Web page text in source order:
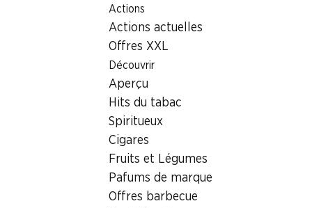
Actions
Actions actuelles
Offres XXL
Découvrir
Aperçu
Hits du tabac
Spiritueux
Cigares
Fruits et Légumes
Pafums de marque
Offres barbecue
Localisateur de succursales
Succursale Denner Louis Giroud-Strasse 26, 4600 Olten
4600 Olten,
Einkaufszentrum Sälipark
Succursale Denner
Louis Giroud-Strasse 26, 4600 Olten